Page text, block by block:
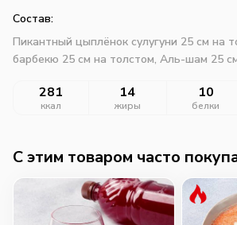
Состав:
Пикантный цыплёнок сулугуни 25 см на
барбекю 25 см на толстом, Аль-шам 25
281
ккал
14
жиры
10
белки
C этим товаром часто